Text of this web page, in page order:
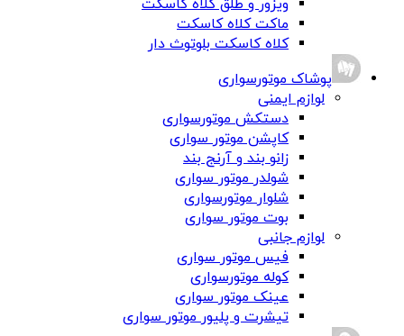
ویزور و طلق کلاه کاسکت
ماکت کلاه کاسکت
کلاه کاسکت بلوتوث دار
پوشاک موتورسواری
لوازم ایمنی
دستکش موتورسواری
کاپشن موتور سواری
زانو بند و آرنج بند
شولدر موتور سواری
شلوار موتورسواری
بوت موتور سواری
لوازم جانبی
فیس موتور سواری
کوله موتورسواری
عینک موتور سواری
تیشرت و پلیور موتور سواری